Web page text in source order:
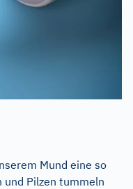
Mund eine so
und Pilzen tummeln